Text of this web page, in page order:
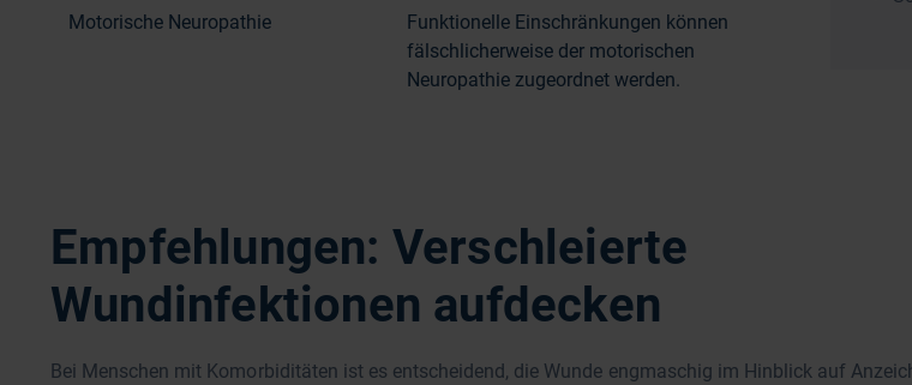
Motorische Neuropathie
Funktionelle Einschränkungen können
fälschlicherweise der motorischen
Neuropathie zugeordnet werden.
Empfehlungen: Verschleierte
Wundinfektionen aufdecken
Bei Menschen mit Komorbiditäten ist es entscheidend, die Wunde engmaschig im Hinblick auf